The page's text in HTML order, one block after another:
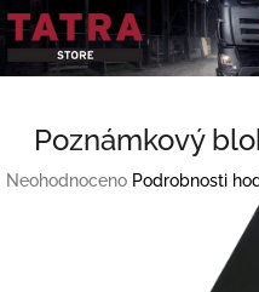
Přejít
obsah
Poznámkový
Průměrné
Neohodnoceno Podrobnosti